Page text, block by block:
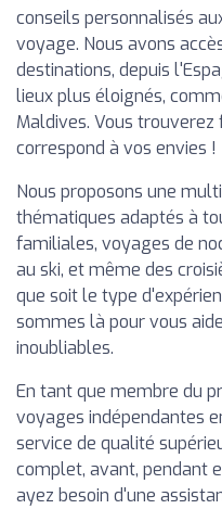
conseils personnalisés
voyage. Nous avons
destinations, depuis
lieux plus éloignés,
Maldives. Vous
correspond à vos envies !
Nous proposons une
thématiques adaptés à
familiales, voyages de
au ski, et même des
que soit le type
sommes là pour vous
inoubliables.
En tant que membre du
voyages indépendantes
service de qualité
complet, avant, pendant
ayez besoin d'une